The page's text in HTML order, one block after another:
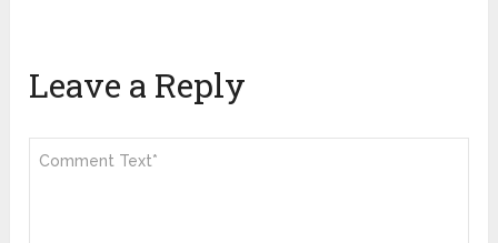
Leave a Reply